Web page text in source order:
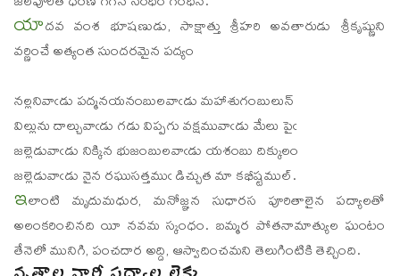
యాదవ వంశ భూషణుడు, సాక్షాత్తు శ్రీహరి అవతారుడు శ్రీకృష్ణుని
వర్ణించే అత్యంత సుందరమైన పద్యం
నల్లనివాఁడు పద్మనయనంబులవాఁడు మహాశుగంబులున్
విల్లును దాల్చువాఁడు గడు విప్పగు వక్షమువాఁడు మేలు పైఁ
జల్లెడువాఁడు నిక్కిన భుజంబులవాఁడు యశంబు దిక్కులం
జల్లెడువాఁడు నైన రఘుసత్తముఁ డిచ్చుత మా కభీష్టముల్.
ఇలాంటి మృదుమధుర, మనోజ్ఞన సుధారస పూరితాలైన పద్యాలతో
అలంకరించినది యీ నవమ స్కంధం. బమ్మర పోతనామాత్యుల ఘంటం
తేనెలో మునిగి, పంచదార అద్ది, ఆస్వాదించమని తెలుగింటికి తెచ్చింది.